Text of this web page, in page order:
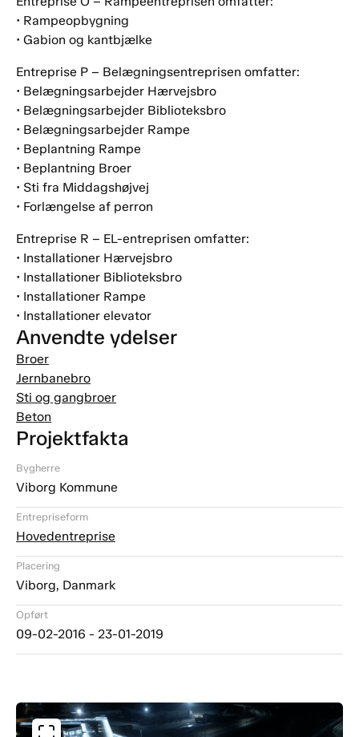
• Rampeopbygning
• Gabion og kantbjælke
Entreprise P – Belægningsentreprisen omfatter:
• Belægningsarbejder Hærvejsbro
• Belægningsarbejder Biblioteksbro
• Belægningsarbejder Rampe
• Beplantning Rampe
• Beplantning Broer
• Sti fra Middagshøjvej
• Forlængelse af perron
Entreprise R – EL-entreprisen omfatter:
• Installationer Hærvejsbro
• Installationer Biblioteksbro
• Installationer Rampe
• Installationer elevator
Anvendte ydelser
Broer
Jernbanebro
Sti og gangbroer
Beton
Projektfakta
Bygherre
Viborg Kommune
Entrepriseform
Hovedentreprise
Placering
Viborg, Danmark
Opført
09-02-2016 - 23-01-2019